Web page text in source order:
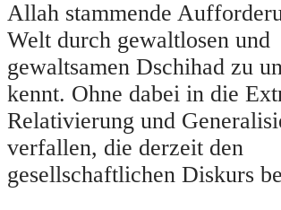
Allah stammende
Welt durch gewaltlosen und
gewaltsamen Dschihad zu
kennt. Ohne dabei in die
Relativierung und
verfallen, die derzeit den
gesellschaftlichen Diskurs